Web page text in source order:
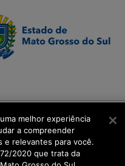
melhor experiência
a compreender
e relevantes para você.
2020 que trata da